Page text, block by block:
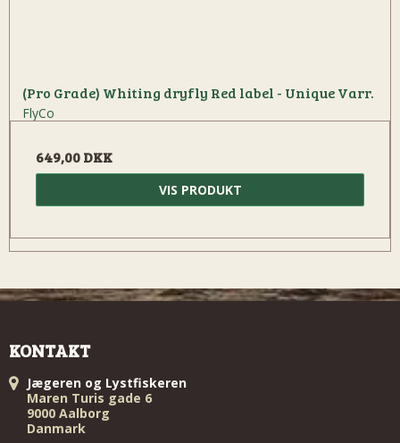
(Pro Grade) Whiting dryfly Red label - Unique Varr.
FlyCo
649,00 DKK
VIS PRODUKT
KONTAKT
Jægeren og Lystfiskeren
Maren Turis gade 6
9000 Aalborg
Danmark